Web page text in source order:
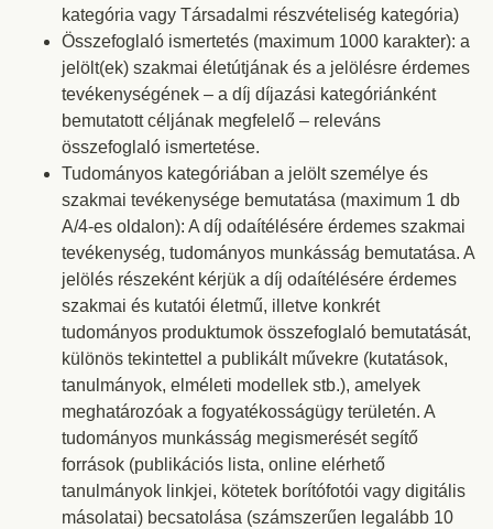
kategória vagy Társadalmi részvételiség kategória)
Összefoglaló ismertetés (maximum 1000 karakter): a
jelölt(ek) szakmai életútjának és a jelölésre érdemes
tevékenységének – a díj díjazási kategóriánként
bemutatott céljának megfelelő – releváns
összefoglaló ismertetése.
Tudományos kategóriában a jelölt személye és
szakmai tevékenysége bemutatása (maximum 1 db
A/4-es oldalon): A díj odaítélésére érdemes szakmai
tevékenység, tudományos munkásság bemutatása. A
jelölés részeként kérjük a díj odaítélésére érdemes
szakmai és kutatói életmű, illetve konkrét
tudományos produktumok összefoglaló bemutatását,
különös tekintettel a publikált művekre (kutatások,
tanulmányok, elméleti modellek stb.), amelyek
meghatározóak a fogyatékosságügy területén. A
tudományos munkásság megismerését segítő
források (publikációs lista, online elérhető
tanulmányok linkjei, kötetek borítófotói vagy digitális
másolatai) becsatolása (számszerűen legalább 10